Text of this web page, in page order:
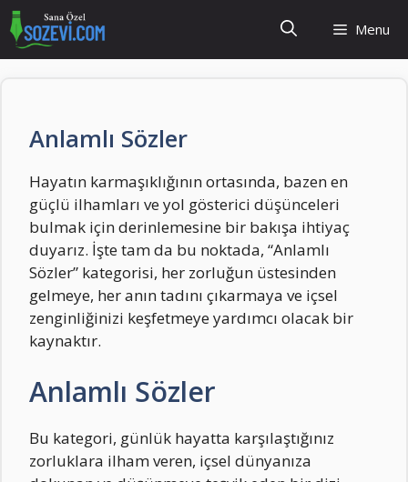
İçeriğe
atla
Menu
Anlamlı Sözler
Hayatın karmaşıklığının ortasında, bazen en
güçlü ilhamları ve yol gösterici düşünceleri
bulmak için derinlemesine bir bakışa ihtiyaç
duyarız. İşte tam da bu noktada, “Anlamlı
Sözler” kategorisi, her zorluğun üstesinden
gelmeye, her anın tadını çıkarmaya ve içsel
zenginliğinizi keşfetmeye yardımcı olacak bir
kaynaktır.
Anlamlı Sözler
Bu kategori, günlük hayatta karşılaştığınız
zorluklara ilham veren, içsel dünyanıza